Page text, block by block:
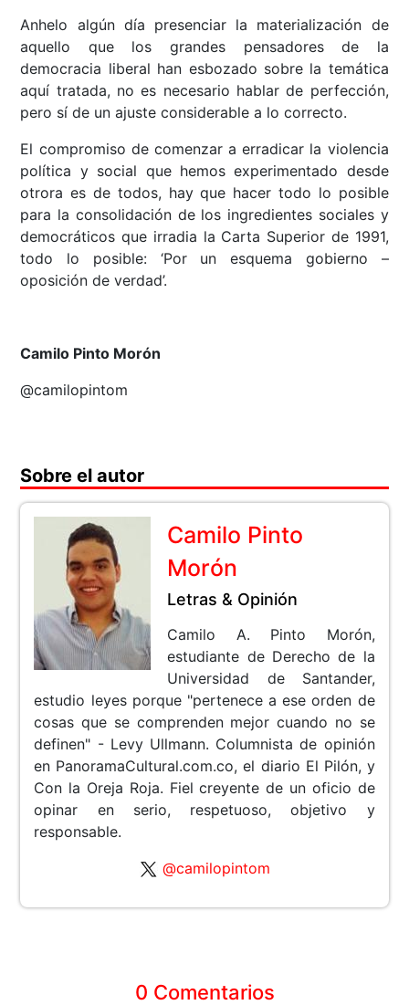
Anhelo algún día presenciar la materialización de
aquello que los grandes pensadores de la
democracia liberal han esbozado sobre la temática
aquí tratada, no es necesario hablar de perfección,
pero sí de un ajuste considerable a lo correcto.
El compromiso de comenzar a erradicar la violencia
política y social que hemos experimentado desde
otrora es de todos, hay que hacer todo lo posible
para la consolidación de los ingredientes sociales y
democráticos que irradia la Carta Superior de 1991,
todo lo posible: ‘Por un esquema gobierno –
oposición de verdad’.
Camilo Pinto Morón
@camilopintom
Sobre el autor
Camilo Pinto
Morón
Letras & Opinión
Camilo A. Pinto Morón,
estudiante de Derecho de la
Universidad de Santander,
estudio leyes porque "pertenece a ese orden de
cosas que se comprenden mejor cuando no se
definen" - Levy Ullmann. Columnista de opinión
en PanoramaCultural.com.co, el diario El Pilón, y
Con la Oreja Roja. Fiel creyente de un oficio de
opinar en serio, respetuoso, objetivo y
responsable.
@camilopintom
0 Comentarios